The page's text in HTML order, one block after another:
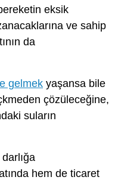
eksik
ve sahip
da
gelmek yaşansa bile
çözüleceğine,
suların
darlığa
hem de ticaret